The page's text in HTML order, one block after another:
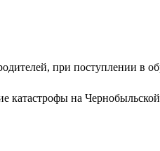
при поступлении в
катастрофы на